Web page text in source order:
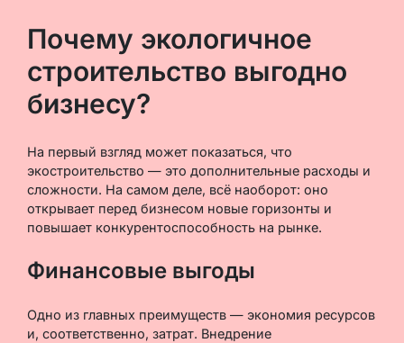
Почему экологичное
строительство выгодно
бизнесу?
На первый взгляд может показаться, что
экостроительство — это дополнительные расходы и
сложности. На самом деле, всё наоборот: оно
открывает перед бизнесом новые горизонты и
повышает конкурентоспособность на рынке.
Финансовые выгоды
Одно из главных преимуществ — экономия ресурсов
и, соответственно, затрат. Внедрение